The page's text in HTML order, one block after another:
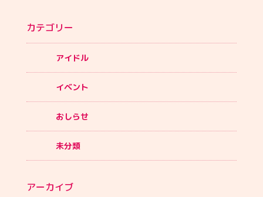
カテゴリー
アイドル
イベント
おしらせ
未分類
アーカイブ